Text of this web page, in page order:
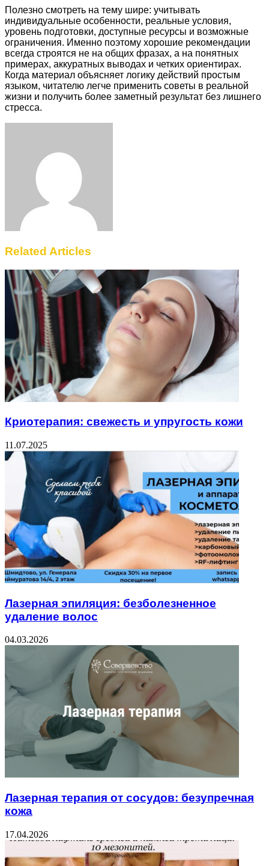
Полезно смотреть на тему шире: учитывать
индивидуальные особенности, реальные условия,
уровень подготовки, доступные ресурсы и возможные
ограничения. Именно поэтому хорошие рекомендации
всегда строятся не на общих фразах, а на понятных
примерах, аккуратных выводах и четких ориентирах.
Когда материал объясняет логику действий простым
языком, читателю легче применить советы в реальной
жизни и получить более заметный результат без лишнего
стресса.
Related Articles
Криотерапия: свежесть и упругость кожи
11.07.2025
Лазерная эпиляция: безболезненное
удаление волос
04.03.2026
Лазерная терапия от сосудов: безупречная
кожа
17.04.2026